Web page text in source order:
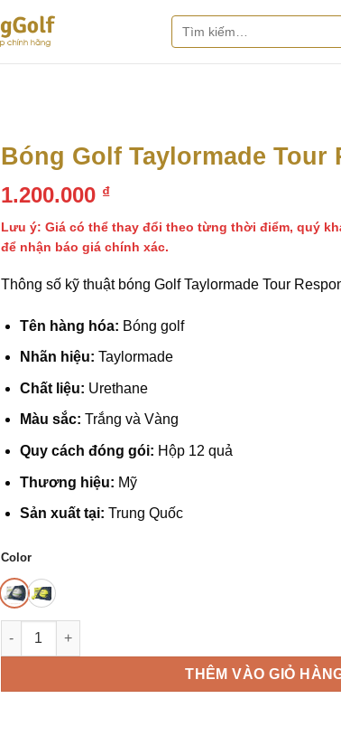
Tìm
kiếm:
Bóng Golf Taylormade Tour
1.200.000 ₫
Lưu ý: Giá có thể thay đổi theo từng thời điểm, quý
để nhận báo giá chính xác.
Thông số kỹ thuật bóng Golf Taylormade Tour
Tên hàng hóa: Bóng golf
Nhãn hiệu: Taylormade
Chất liệu: Urethane
Màu sắc: Trắng và Vàng
Quy cách đóng gói: Hộp 12 quả
Thương hiệu: Mỹ
Sản xuất tại: Trung Quốc
Color
Bóng Golf Taylormade Tour Response số lượng
THÊM VÀO GIỎ